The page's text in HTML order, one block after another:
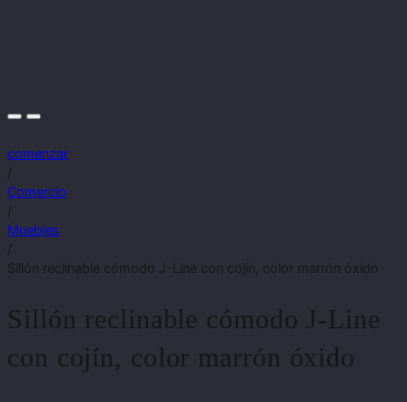
comenzar
/
Comercio
/
Muebles
/
Sillón reclinable cómodo J-Line con cojín, color marrón óxido
Sillón reclinable cómodo J-Line
con cojín, color marrón óxido